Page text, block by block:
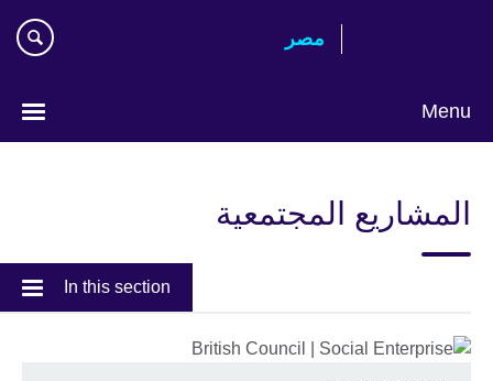
مصر‎
Menu
المشاريع المجتمعية
In this section